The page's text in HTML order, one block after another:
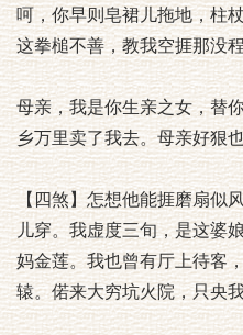
呵，你早则皂裙儿拖地，柱
这拳槌不善，教我空捱那没
母亲，我是你生亲之女，替
乡万里卖了我去。母亲好狠
【四煞】怎想他能捱磨扇似
儿穿。我虚度三旬，是这婆
妈金莲。我也曾有厅上待客
辕。偌来大穷坑火院，只央